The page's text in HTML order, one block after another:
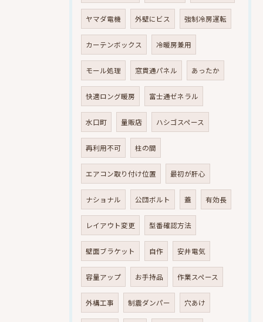
ヤマダ電機 外壁にビス 強制冷房運転
カーテンボックス 冷暖房兼用
モール処理 窓貫通パネル あったか
快適ロング暖房 富士通ゼネラル
水口町 量販店 ハシゴスペース
再利用不可 柱の間
エアコン取り付け位置 最初が肝心
ナショナル 公団ボルト 蓋 有効長
レイアウト変更 型番確認方法
壁面ブラケット 自作 安井電気
容量アップ お手持品 作業スペース
外構工事 制震ダンパー 穴あけ